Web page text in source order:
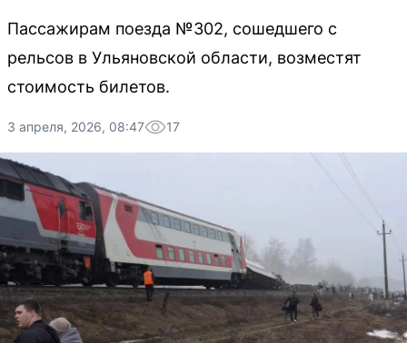
Пассажирам поезда №302, сошедшего с
рельсов в Ульяновской области, возместят
стоимость билетов.
3 апреля, 2026, 08:47 17